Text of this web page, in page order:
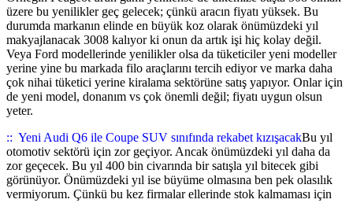
üzere bu yenilikler geç gelecek; çünkü aracın fiyatı yüksek. Bu
durumda markanın elinde en büyük koz olarak önümüzdeki yıl
makyajlanacak 3008 kalıyor ki onun da artık işi hiç kolay değil.
Veya Ford modellerinde yenilikler olsa da tüketiciler yeni modeller
yerine yine bu markada filo araçlarını tercih ediyor ve marka daha
çok nihai tüketici yerine kiralama sektörüne satış yapıyor. Onlar için
de yeni model, donanım vs çok önemli değil; fiyatı uygun olsun
yeter.
:: Yeni Audi Q6 ile Coupe SUV sınıfında rekabet kızışacakBu yıl
otomotiv sektörü için zor geçiyor. Ancak önümüzdeki yıl daha da
zor geçecek. Bu yıl 400 bin civarında bir satışla yıl bitecek gibi
görünüyor. Önümüzdeki yıl ise büyüme olmasına ben pek olasılık
vermiyorum. Çünkü bu kez firmalar ellerinde stok kalmaması için